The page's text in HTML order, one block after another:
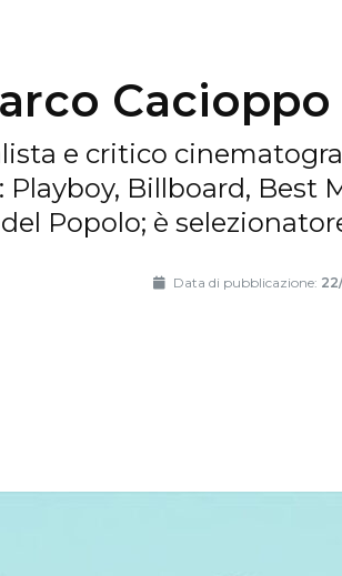
e critico
Playboy, Billboard, Best
Popolo; è
Data di pubblicazione: